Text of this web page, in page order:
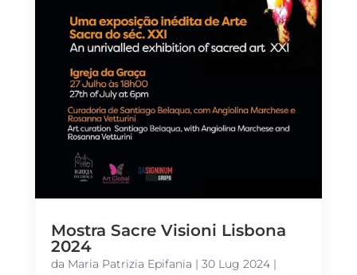
Mostra Sacre Visioni Lisbona
2024
da Maria Patrizia Epifania | 30 Lug 2024|